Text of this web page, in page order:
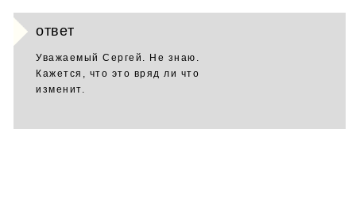
ответ
Уважаемый Сергей. Не знаю.
Кажется, что это вряд ли что
изменит.